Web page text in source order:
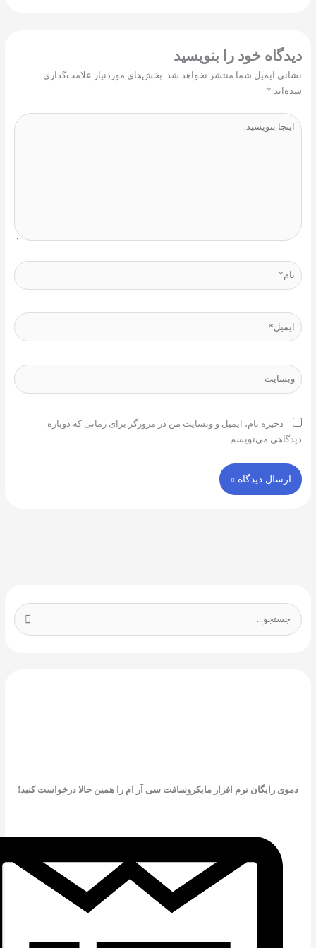
خود را بنویسید
ایمیل شما منتشر نخواهد شد. بخش‌های موردنیاز علامت‌گذاری
*
ذخیره نام، ایمیل و وبسایت من در مرورگر برای زمانی که دوباره
می‌نویسم.
رایگان نرم افزار مایکروسافت سی آر ام را همین حالا درخواست کنید!